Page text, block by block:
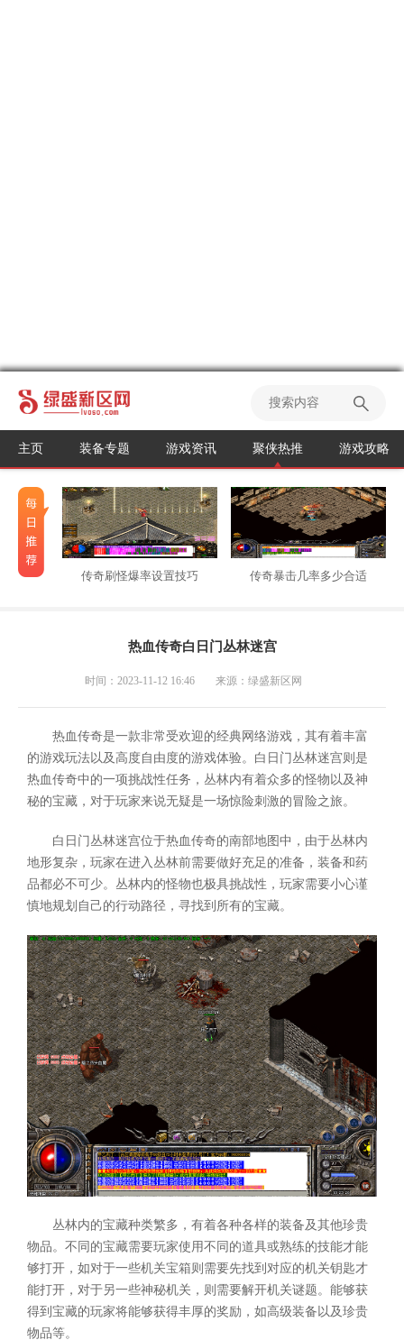
主页 装备专题 游戏资讯 聚侠热推 游戏攻略
传奇刷怪爆率设置技巧 传奇暴击几率多少合适
热血传奇白日门丛林迷宫
时间：2023-11-12 16:46 来源：绿盛新区网
热血传奇是一款非常受欢迎的经典网络游戏，其有着丰富
的游戏玩法以及高度自由度的游戏体验。白日门丛林迷宫则是
热血传奇中的一项挑战性任务，丛林内有着众多的怪物以及神
秘的宝藏，对于玩家来说无疑是一场惊险刺激的冒险之旅。
白日门丛林迷宫位于热血传奇的南部地图中，由于丛林内
地形复杂，玩家在进入丛林前需要做好充足的准备，装备和药
品都必不可少。丛林内的怪物也极具挑战性，玩家需要小心谨
慎地规划自己的行动路径，寻找到所有的宝藏。
丛林内的宝藏种类繁多，有着各种各样的装备及其他珍贵
物品。不同的宝藏需要玩家使用不同的道具或熟练的技能才能
够打开，如对于一些机关宝箱则需要先找到对应的机关钥匙才
能打开，对于另一些神秘机关，则需要解开机关谜题。能够获
得到宝藏的玩家将能够获得丰厚的奖励，如高级装备以及珍贵
物品等。